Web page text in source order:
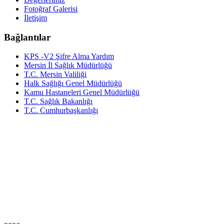
Fotoğraf Galerisi
İletişim
Bağlantılar
KPS -V2 Şifre Alma Yardım
Mersin İl Sağlık Müdürlüğü
T.C. Mersin Valiliği
Halk Sağlığı Genel Müdürlüğü
Kamu Hastaneleri Genel Müdürlüğü
T.C. Sağlık Bakanlığı
T.C. Cumhurbaşkanlığı